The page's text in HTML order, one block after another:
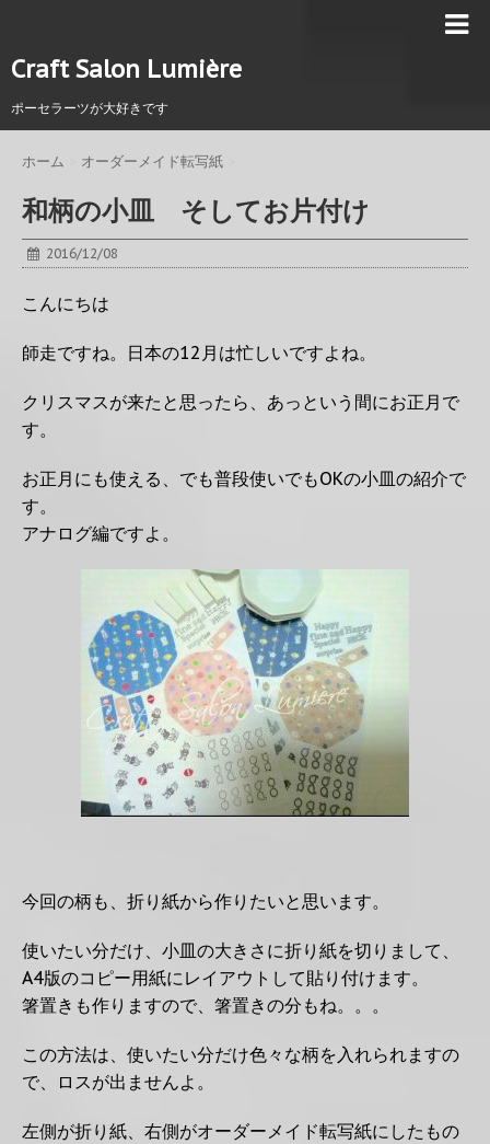
Craft Salon Lumière
ポーセラーツが大好きです
ホーム オーダーメイド転写紙
和柄の小皿 そしてお片付け
2016/12/08
こんにちは
師走ですね。日本の12月は忙しいですよね。
クリスマスが来たと思ったら、あっという間にお正月で
す。
お正月にも使える、でも普段使いでもOKの小皿の紹介で
す。
アナログ編ですよ。
今回の柄も、折り紙から作りたいと思います。
使いたい分だけ、小皿の大きさに折り紙を切りまして、
A4版のコピー用紙にレイアウトして貼り付けます。
箸置きも作りますので、箸置きの分もね。。。
この方法は、使いたい分だけ色々な柄を入れられますの
で、ロスが出ませんよ。
左側が折り紙、右側がオーダーメイド転写紙にしたもの